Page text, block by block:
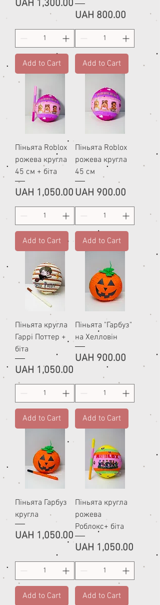
Price
UAH 1,300.00
Add to Cart
Price
UAH 800.00
Add to Cart
Піньята Roblox
рожева кругла
45 см + біта
Price
UAH 1,050.00
Add to Cart
Піньята Roblox
рожева кругла
45 см
Price
UAH 900.00
Add to Cart
Піньята кругла
Гаррі Поттер +
біта
Price
UAH 1,050.00
Add to Cart
Піньята "Гарбуз"
на Хелловін
Price
UAH 900.00
Add to Cart
Піньята Гарбуз
кругла
Price
UAH 1,050.00
Add to Cart
Піньята кругла
рожева
Роблокс+ біта
Price
UAH 1,050.00
Add to Cart